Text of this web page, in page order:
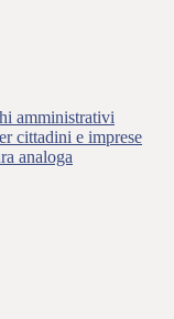
amministrativi
cittadini e imprese
analoga